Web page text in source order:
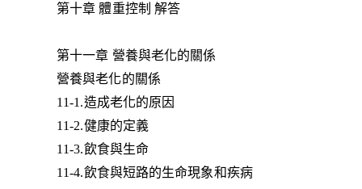
第十章 體重控制 解答
第十一章 營養與老化的關係
營養與老化的關係
11-1.造成老化的原因
11-2.健康的定義
11-3.飲食與生命
11-4.飲食與短路的生命現象和疾病